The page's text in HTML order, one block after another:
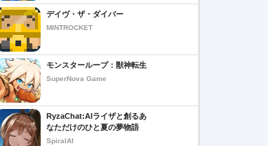
デイヴ・ザ・ダイバー
MINTROCKET
モンスターループ：獣神転生
SuperNova Game
RyzaChat:AIライザと創るあ
なただけのひと夏の夢物語
SpiralAI